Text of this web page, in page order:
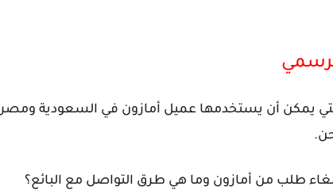
يمكن أن يستخدمها عميل أمازون في السعودية
طلب من أمازون وما هي طرق التواصل مع البائع؟